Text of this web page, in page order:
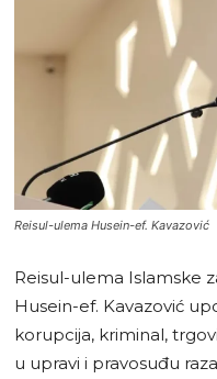
Reisul-ulema Husein-ef. Kavazović
Reisul-ulema Islamske
Husein-ef. Kavazović
korupcija, kriminal,
u upravi i pravosuđu